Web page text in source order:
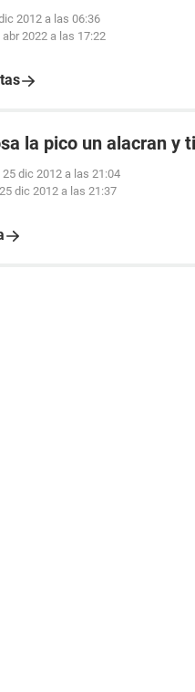
2012 a las 06:36
abr 2022 a las 17:22
la pico un alacran y
25 dic 2012 a las 21:04
25 dic 2012 a las 21:37